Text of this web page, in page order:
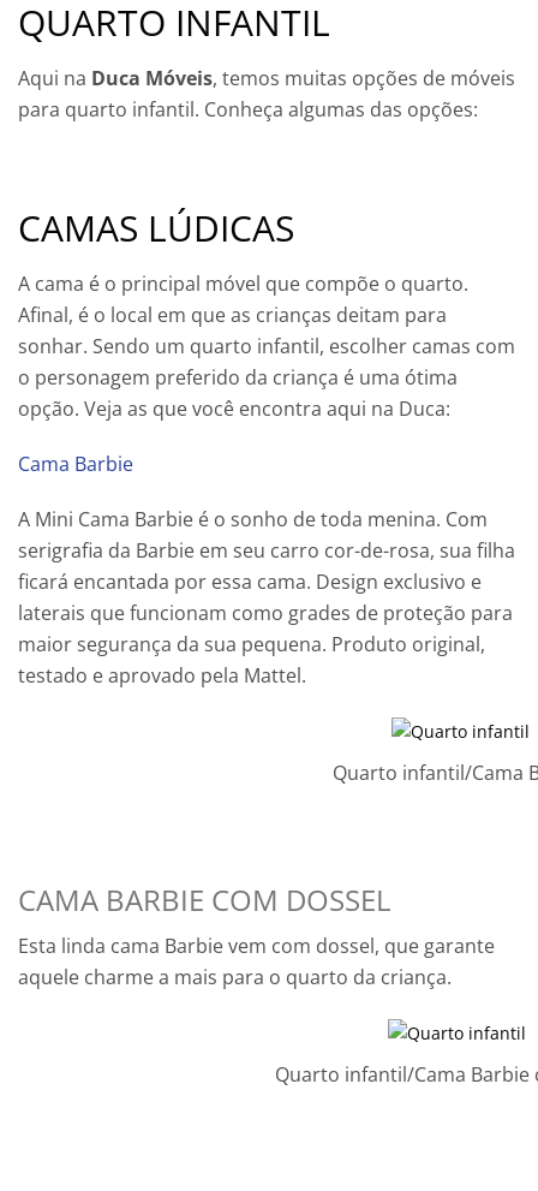
QUARTO INFANTIL
Aqui na Duca Móveis, temos muitas opções de móveis
para quarto infantil. Conheça algumas das opções:
CAMAS LÚDICAS
A cama é o principal móvel que compõe o quarto.
Afinal, é o local em que as crianças deitam para
sonhar. Sendo um quarto infantil, escolher camas com
o personagem preferido da criança é uma ótima
opção. Veja as que você encontra aqui na Duca:
Cama Barbie
A Mini Cama Barbie é o sonho de toda menina. Com
serigrafia da Barbie em seu carro cor-de-rosa, sua filha
ficará encantada por essa cama. Design exclusivo e
laterais que funcionam como grades de proteção para
maior segurança da sua pequena. Produto original,
testado e aprovado pela Mattel.
Quarto infantil/Cama
CAMA BARBIE COM DOSSEL
Esta linda cama Barbie vem com dossel, que garante
aquele charme a mais para o quarto da criança.
Quarto infantil/Cama Barbie